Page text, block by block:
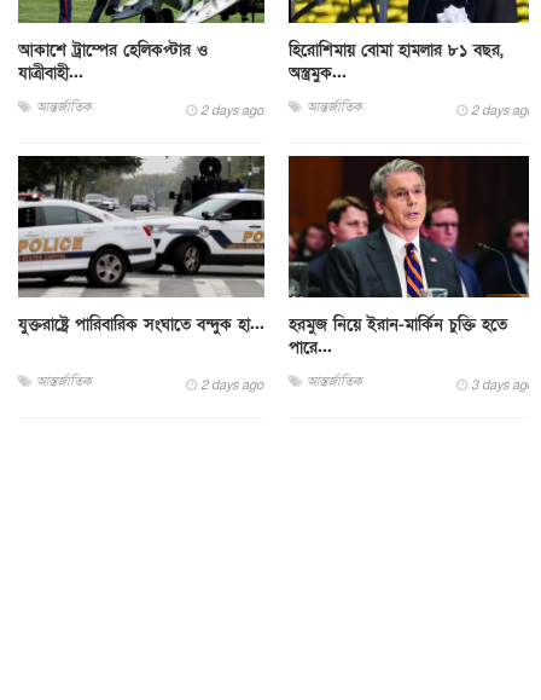
আকাশে ট্রাম্পের হেলিকপ্টার ও
যাত্রীবাহী...
আন্তর্জাতিক 2 days ago
হিরোশিমায় বোমা হামলার ৮১ বছর,
অস্ত্রমুক...
আন্তর্জাতিক 2 days ago
যুক্তরাষ্ট্রে পারিবারিক সংঘাতে বন্দুক হা...
আন্তর্জাতিক 2 days ago
হরমুজ নিয়ে ইরান-মার্কিন চুক্তি হতে
পারে...
আন্তর্জাতিক 3 days ago